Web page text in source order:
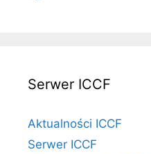
Serwer ICCF
Aktualności ICCF
Serwer ICCF